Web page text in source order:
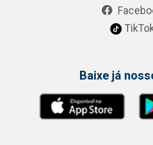
Baixe já